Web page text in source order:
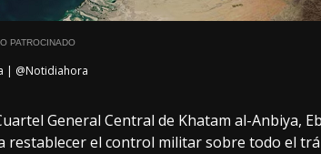
PATROCINADO
| @Notidiahora
General Central de Khatam al-Anbiya,
restablecer el control militar sobre todo el